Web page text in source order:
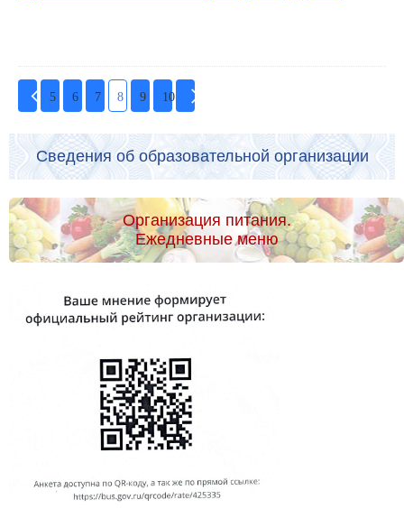
5 6 7 8 9 10
Сведения об образовательной организации
Организация питания.
Ежедневные меню